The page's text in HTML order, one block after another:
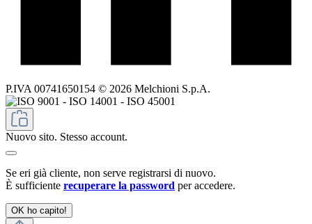
P.IVA 00741650154 © 2026 Melchioni S.p.A.
Nuovo sito. Stesso account.
Se eri già cliente, non serve registrarsi di nuovo.
È sufficiente recuperare la password per accedere.
OK ho capito!